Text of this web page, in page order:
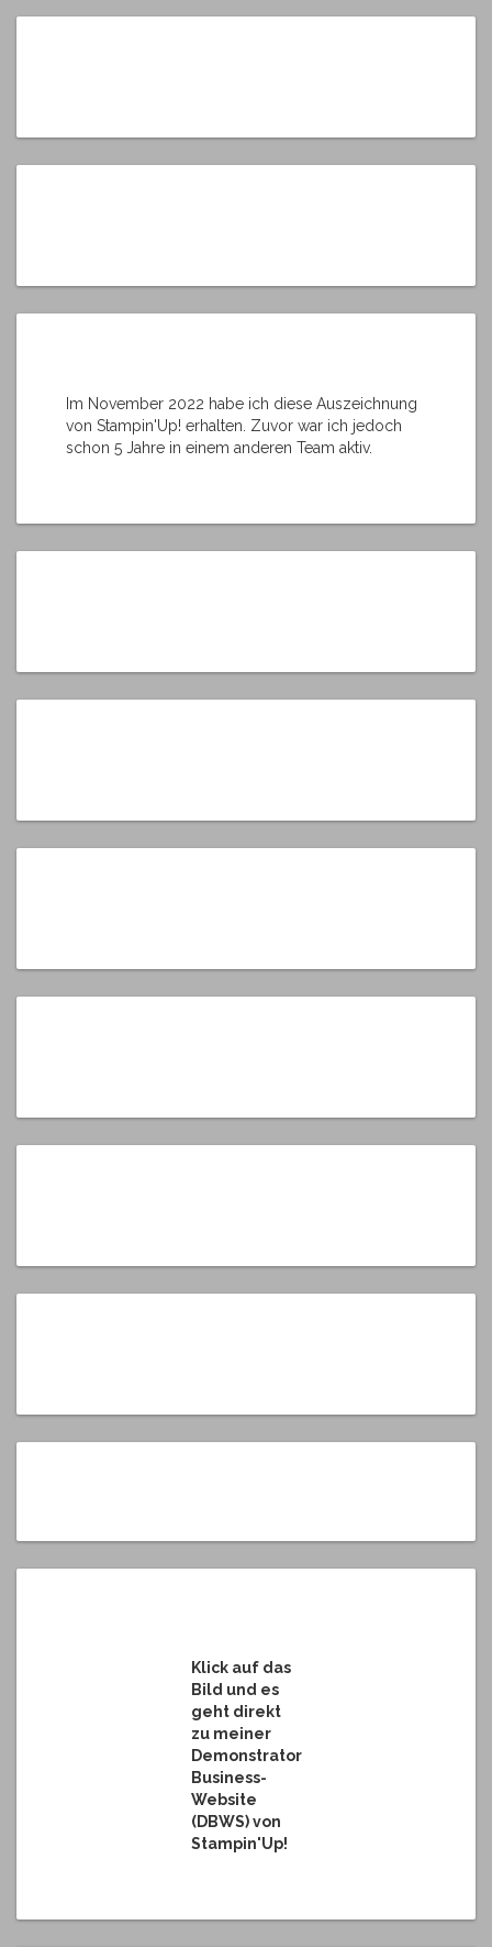
Im November 2022 habe ich diese Auszeichnung
von Stampin'Up! erhalten. Zuvor war ich jedoch
schon 5 Jahre in einem anderen Team aktiv.
Klick auf das
Bild und es
geht direkt
zu meiner
Demonstrator
Business-
Website
(DBWS) von
Stampin'Up!